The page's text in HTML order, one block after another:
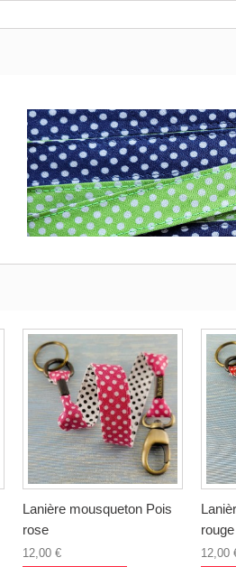
Lanière mousqueton Pois
rose
12,00 €
rouge
12,00